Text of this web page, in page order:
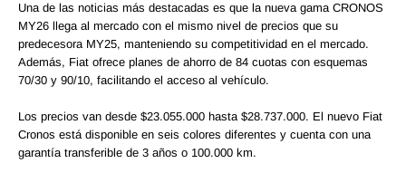
Una de las noticias más destacadas es que la nueva gama CRONOS
MY26 llega al mercado con el mismo nivel de precios que su
predecesora MY25, manteniendo su competitividad en el mercado.
Además, Fiat ofrece planes de ahorro de 84 cuotas con esquemas
70/30 y 90/10, facilitando el acceso al vehículo.
Los precios van desde $23.055.000 hasta $28.737.000. El nuevo Fiat
Cronos está disponible en seis colores diferentes y cuenta con una
garantía transferible de 3 años o 100.000 km.